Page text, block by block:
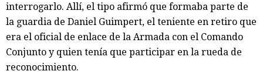
interrogarlo. Allí, el tipo afirmó que formaba parte de
la guardia de Daniel Guimpert, el teniente en retiro que
era el oficial de enlace de la Armada con el Comando
Conjunto y quien tenía que participar en la rueda de
reconocimiento.